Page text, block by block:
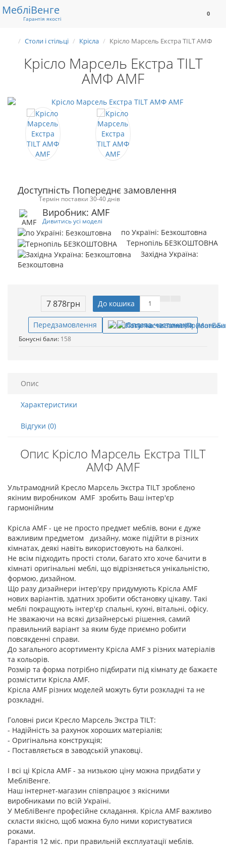
0
МебліВенге
Гарантія якості
Столи і стільці Крісла Крісло Марсель Екстра TILT АМФ
Крісло Марсель Екстра TILT
АМФ AMF
Доступність Попереднє замовлення
Термін поставки 30-40 днів
Виробник: AMF
Дивитись усі моделі
по Україні: Безкоштовна
Тернопіль БЕЗКОШТОВНА
Західна Україна:
Безкоштовна
7 878грн До кошика
Передзамовлення Оплата частинами
Бонусні бали: 158
Опис
Характеристики
Відгуки (0)
Опис Крісло Марсель Екстра TILT
АМФ AMF
Ультрамодний Кресло Марсель Экстра TILT зроблено
якіним виробником AMF зробить Ваш інтер'єр
гармонійним
Крісла AMF - це не просто предмет меблів, вони є дуже
важливим предметом дизайну, може підійти в різних
кімнатах, деякі навіть використовують на балконі.
Не всім підходить прості столи, багато хто хоче бачити в
кімнаті оригінальні меблі, що відрізняється унікальністю,
формою, дизайном.
Що разу дизайнери інтер'єру придумують Крісла AMF
нових варіантів, здатних зробити обстановку цікаву. Такі
меблі покращують інтер'єр спальні, кухні, вітальні, офісу.
Не зважаючи на всякі дизайнерські рішення, самий
правильний варіант за яким буде приємно робити
повсякденні справи.
До загального асортименту Крісла AMF з різних матеріалів
та кольорів.
Розмір та форма потрібно підбирати під кімнату де бажаєте
розмістити Крісла AMF.
Крісла AMF різних моделей можуть бути розкладні та не
розкладні.
Головні риси Кресло Марсель Экстра TILT:
- Надійність за рахунок хороших матеріалів;
- Оригінальна конструкція;
- Поставляється в заводській упаковці.
І всі ці Крісла AMF - за низькою ціну можна придбати у
МебліВенге.
Наш інтернет-магазин співпрацює з якісними
виробниками по всій Україні.
У МебліВенге професійне складання. Крісла AMF важливо
скласти якісно, щоб можна було ними користуватися
роками.
Гарантія 12 міс. при правильній експлуатації меблів.